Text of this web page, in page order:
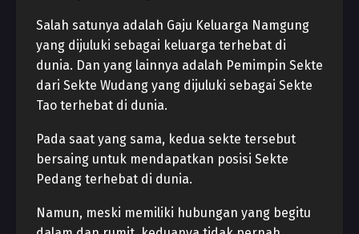
Salah satunya adalah Gaju Keluarga Namgung
yang dijuluki sebagai keluarga terhebat di
dunia. Dan yang lainnya adalah Pemimpin Sekte
dari Sekte Wudang yang dijuluki sebagai Sekte
Tao terhebat di dunia.
Pada saat yang sama, kedua sekte tersebut
bersaing untuk mendapatkan posisi Sekte
Pedang terhebat di dunia.
Namun, meski memiliki hubungan yang begitu